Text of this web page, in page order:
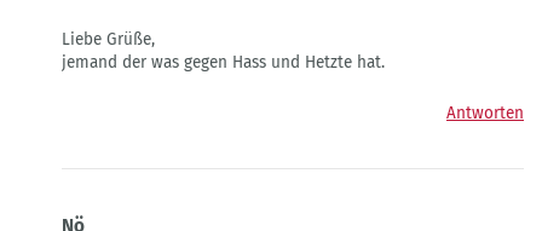
Liebe Grüße,
jemand der was gegen Hass und Hetzte hat.
Antworten
Nö